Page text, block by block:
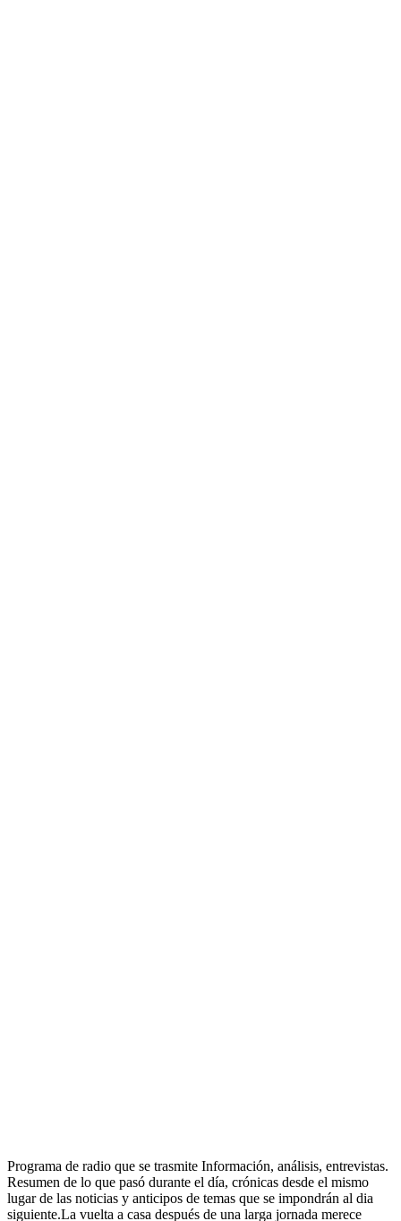
Programa de radio que se trasmite Información, análisis, entrevistas.
Resumen de lo que pasó durante el día, crónicas desde el mismo
lugar de las noticias y anticipos de temas que se impondrán al dia
siguiente.La vuelta a casa después de una larga jornada merece